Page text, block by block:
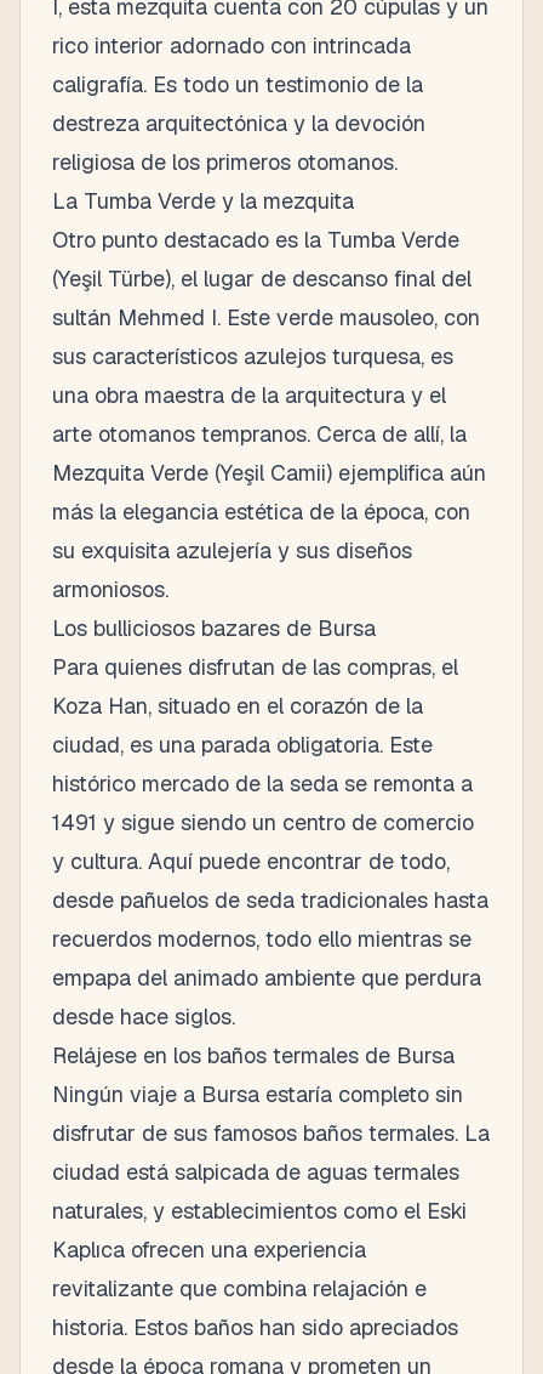
I, esta mezquita cuenta con 20 cúpulas y un
rico interior adornado con intrincada
caligrafía. Es todo un testimonio de la
destreza arquitectónica y la devoción
religiosa de los primeros otomanos.
La Tumba Verde y la mezquita
Otro punto destacado es la Tumba Verde
(Yeşil Türbe), el lugar de descanso final del
sultán Mehmed I. Este verde mausoleo, con
sus característicos azulejos turquesa, es
una obra maestra de la arquitectura y el
arte otomanos tempranos. Cerca de allí, la
Mezquita Verde (Yeşil Camii) ejemplifica aún
más la elegancia estética de la época, con
su exquisita azulejería y sus diseños
armoniosos.
Los bulliciosos bazares de Bursa
Para quienes disfrutan de las compras, el
Koza Han, situado en el corazón de la
ciudad, es una parada obligatoria. Este
histórico mercado de la seda se remonta a
1491 y sigue siendo un centro de comercio
y cultura. Aquí puede encontrar de todo,
desde pañuelos de seda tradicionales hasta
recuerdos modernos, todo ello mientras se
empapa del animado ambiente que perdura
desde hace siglos.
Relájese en los baños termales de Bursa
Ningún viaje a Bursa estaría completo sin
disfrutar de sus famosos baños termales. La
ciudad está salpicada de aguas termales
naturales, y establecimientos como el Eski
Kaplıca ofrecen una experiencia
revitalizante que combina relajación e
historia. Estos baños han sido apreciados
desde la época romana y prometen un